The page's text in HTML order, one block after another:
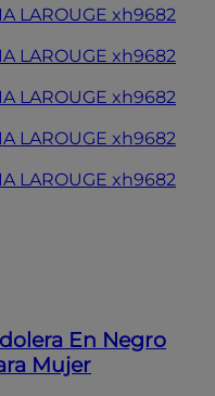
En Negro
Mujer